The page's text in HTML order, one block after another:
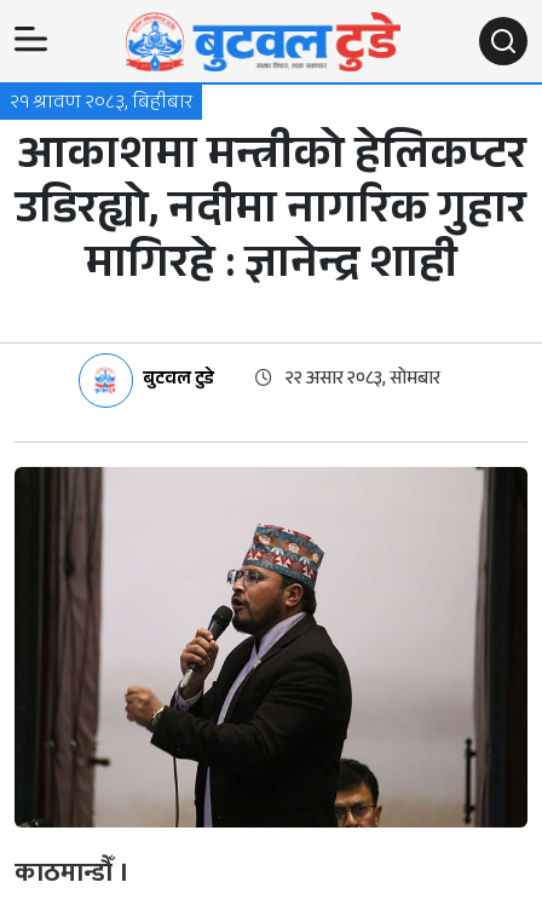
२१ श्रावण २०८३, बिहीबार
आकाशमा मन्त्रीको हेलिकप्टर
उडिरह्यो, नदीमा नागरिक गुहार
मागिरहे : ज्ञानेन्द्र शाही
बुटवल टुडे २२ असार २०८३, सोमबार
काठमान्डौँ ।